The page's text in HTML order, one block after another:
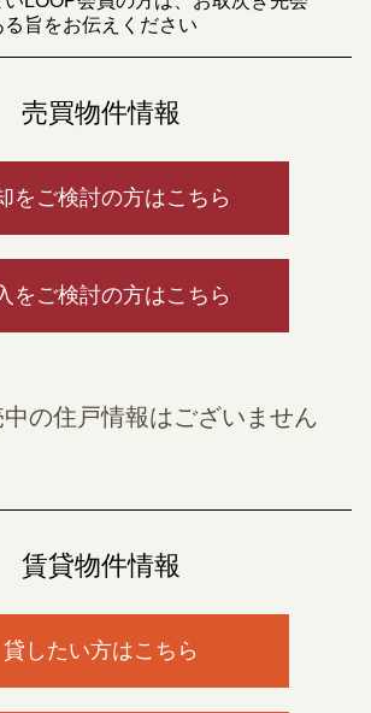
旨をお伝えください
売買物件情報
をご検討の方はこちら
をご検討の方はこちら
の住戸情報はございません
賃貸物件情報
貸したい方はこちら